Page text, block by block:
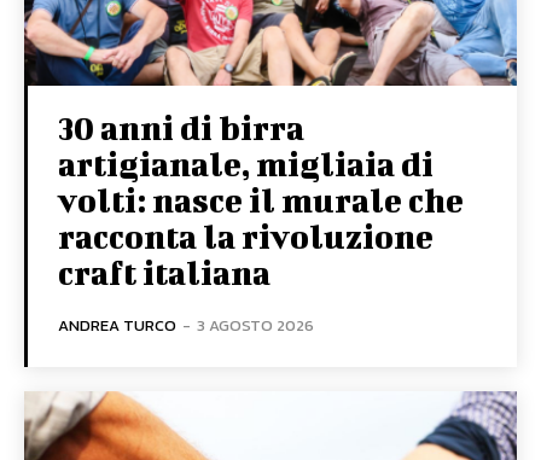
30 anni di birra
artigianale, migliaia di
volti: nasce il murale che
racconta la rivoluzione
craft italiana
ANDREA TURCO - 3 AGOSTO 2026